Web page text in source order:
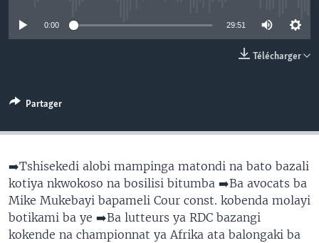
SCIENCE/TECHNOLOGIE
0:00 29:51
Télécharger
Partager
➡️Tshisekedi alobi mampinga matondi na bato bazali
kotiya nkwokoso na bosilisi bitumba ➡️Ba avocats ba
Mike Mukebayi bapameli Cour const. kobenda molayi
botikami ba ye ➡️Ba lutteurs ya RDC bazangi
kokende na championnat ya Afrika ata balongaki ba